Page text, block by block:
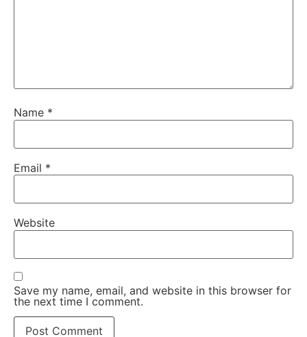
Name *
Email *
Website
Save my name, email, and website in this browser for
the next time I comment.